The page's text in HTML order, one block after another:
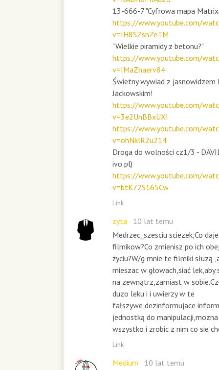
13-666-7 "Cyfrowa mapa
https://www.youtube.com/
v=IH8SZsnZeTM
"Wielkie piramidy z betonu?"
https://www.youtube.com/
v=IMaZnaerv84
Świetny wywiad z
Jackowskim!
https://www.youtube.com/
v=3e2UnBBxUXI
https://www.youtube.com/
v=ohNklR2u214
Droga do wolności cz1/3 -
ivo pl)
https://www.youtube.com/
v=btK72S165Cw
Link
zyta
10 lat temu
Medrzec_szesciu sciezek;Co
filmikow?Co zmienisz po ich
życiu?W/g mnie te filmiki słuzą
mieszac w głowach,siać
na zewnątrz,zamiast w
duzo leku i i uwierzy w te
fałszywe,dezinformujace
jednostką do
wszystko i zrobic z nim co sie
Link
Medium 10 lat temu